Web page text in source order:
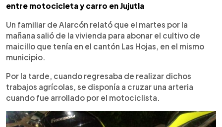
entre motocicleta y carro en Jujutla
Un familiar de Alarcón relató que el martes por la
mañana salió de la vivienda para abonar el cultivo de
maicillo que tenía en el cantón Las Hojas, en el mismo
municipio.
Por la tarde, cuando regresaba de realizar dichos
trabajos agrícolas, se disponía a cruzar una arteria
cuando fue arrollado por el motociclista.